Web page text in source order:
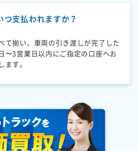
つ支払われますか？
て揃い、車両の引き渡しが完了した
〜3営業日以内にご指定の口座へお
す。